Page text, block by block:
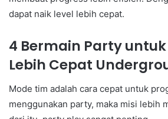
dapat naik level lebih cepat.
4 Bermain Party
Lebih Cepat
Mode tim adalah cara cepat untuk
menggunakan party, maka misi lebih